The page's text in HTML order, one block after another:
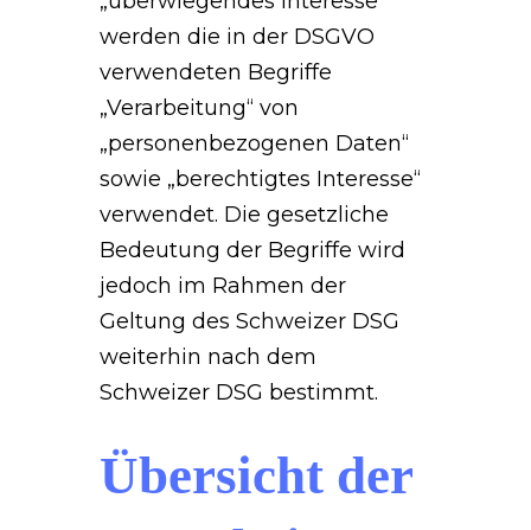
werden die in der DSGVO
verwendeten Begriffe
„Verarbeitung“ von
„personenbezogenen Daten“
sowie „berechtigtes Interesse“
verwendet. Die gesetzliche
Bedeutung der Begriffe wird
jedoch im Rahmen der
Geltung des Schweizer DSG
weiterhin nach dem
Schweizer DSG bestimmt.
Übersicht der